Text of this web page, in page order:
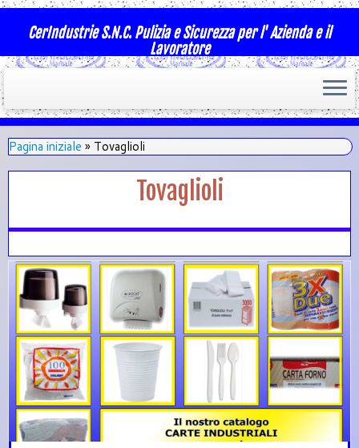
CerIndustrie S.N.C. Pulizia e Sicurezza per l' Azienda e il
Lavoratore
Pagina iniziale » Tovaglioli
Tovaglioli